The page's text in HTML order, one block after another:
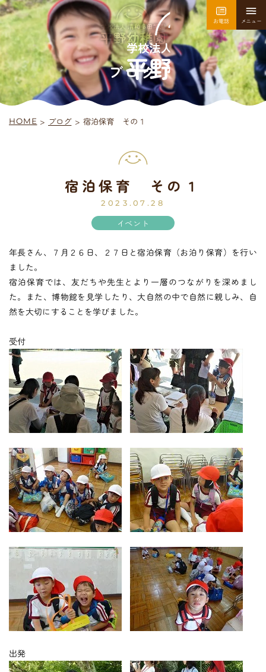
園について 園での生活
平 幼 稚 園
入園案内
未 就 園 児 教 室
時間 外
保 育後の 課外活動
課外授業
お知らせ ブログ
フォトギャラリー よくあるご質問
プライバシーポリシー
お気軽にご相談ください
メールでお問合せ
24時間年中いつでもお気軽に
072-793-5381
月~金 10:00-18:00
お電話 メニュー
ブログ
HOME > ブログ > 宿泊保育 その１
宿泊保育 その１
2023.07.28
イベント
年長さん、７月２６日、２７日と宿泊保育（お泊り保育）を行い
ました。
宿泊保育では、友だちや先生とより一層のつながりを深めまし
た。また、博物館を見学したり、大自然の中で自然に親しみ、自
然を大切にすることを学びました。
受付
出発